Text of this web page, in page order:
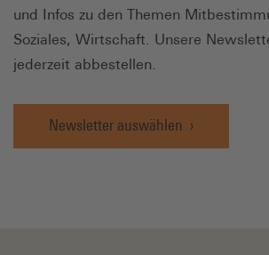
und Infos zu den Themen
Soziales, Wirtschaft. Unsere
jederzeit abbestellen.
Newsletter auswählen